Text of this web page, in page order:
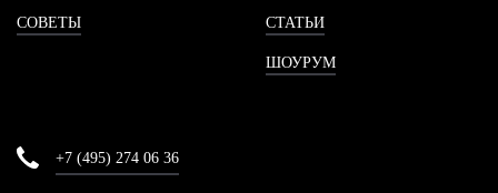
СОВЕТЫ СТАТЬИ
ШОУРУМ
+7 (495) 274 06 36